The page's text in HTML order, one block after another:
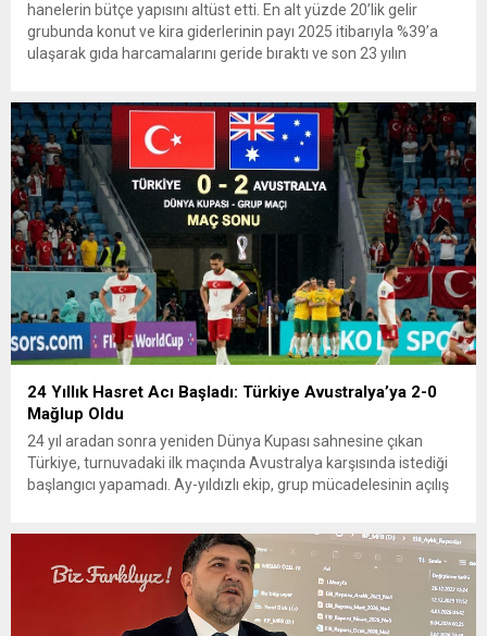
hanelerin bütçe yapısını altüst etti. En alt yüzde 20’lik gelir
grubunda konut ve kira giderlerinin payı 2025 itibarıyla %39’a
ulaşarak gıda harcamalarını geride bıraktı ve son 23 yılın
24 Yıllık Hasret Acı Başladı: Türkiye Avustralya’ya 2-0
Mağlup Oldu
24 yıl aradan sonra yeniden Dünya Kupası sahnesine çıkan
Türkiye, turnuvadaki ilk maçında Avustralya karşısında istediği
başlangıcı yapamadı. Ay-yıldızlı ekip, grup mücadelesinin açılış
itibaren iki takım da kontrollü bir oyun sergilerken, Avustralya
özellikle hızlı hücumlarla etkili olmaya...